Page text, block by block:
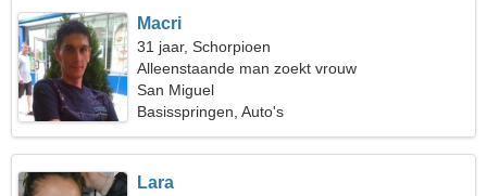
Macri
31 jaar, Schorpioen
Alleenstaande man zoekt vrouw
San Miguel
Basisspringen, Auto's
Lara